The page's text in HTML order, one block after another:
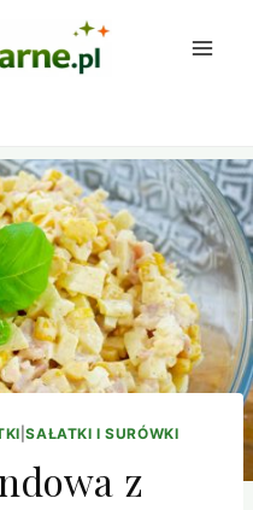
|SAŁATKI I SURÓWKI
z